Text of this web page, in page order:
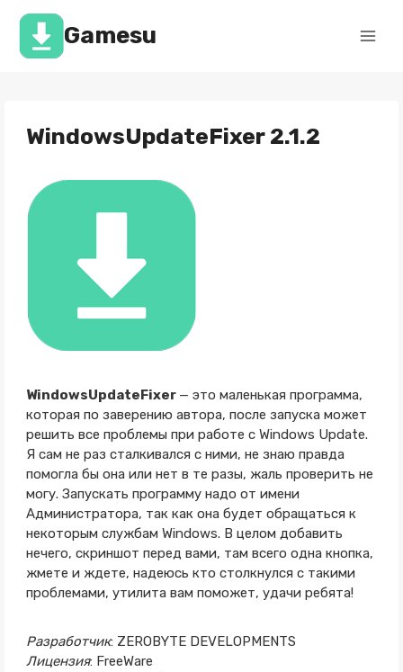
Перейти
содержимомуGamesu
WindowsUpdateFixer 2.1.2
WindowsUpdateFixer — это маленькая программа,
которая по заверению автора, после запуска может
решить все проблемы при работе с Windows Update.
Я сам не раз сталкивался с ними, не знаю правда
помогла бы она или нет в те разы, жаль проверить не
могу. Запускать программу надо от имени
Администратора, так как она будет обращаться к
некоторым службам Windows. В целом добавить
нечего, скриншот перед вами, там всего одна кнопка,
жмете и ждете, надеюсь кто столкнулся с такими
проблемами, утилита вам поможет, удачи ребята!
Разработчик: ZEROBYTE DEVELOPMENTS
Лицензия: FreeWare